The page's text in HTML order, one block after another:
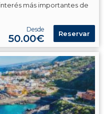
más importantes de
Desde
50.00€ Reservar